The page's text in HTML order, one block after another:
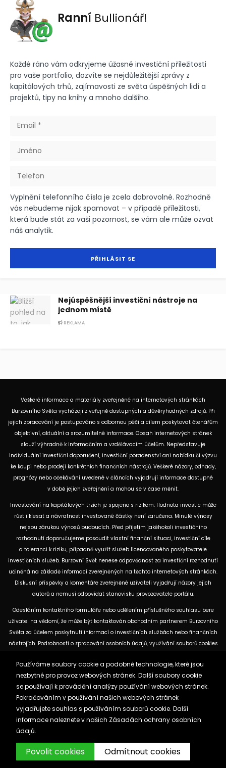
Ranní Bullionář!
Každé ráno vám odkryjeme úžasné investiční příležitosti
pro vaše portfolio, dozvíte se nejdůležitější zprávy z
kapitálových trhů, zajímavosti ze světa úspěšných lidí a
projektů, tipy na knihy a mnoho dalšího.
Vyplnění telefonního čísla je zcela dobrovolné. Rozhodně
vás nebudeme nijak spamovat – v případě příležitosti,
která bude stát za vaši pozornost, se vám ale může ozvat
náš analytik.
Nejúspěšnější investiční nástroje na
jednom místě
REKLAMA
Veškeré informace a materiály zveřejněné na internetových stránkách
Burzovního Světa vycházejí z veřejně dostupných a důvěryhodných zdrojů. Při
jejich zpracování je postupováno s odbornou péčí a cílem poskytovat čtenářům
objektivní, aktuální a srozumitelné informace. Obsah internetových stránek
slouží výhradně k informačním a vzdělávacím účelům. Nepředstavuje
individuální investiční doporučení, investiční poradenství ani nabídku či výzvu
ke koupi nebo prodeji konkrétních finančních nástrojů. Veškeré názory, odhady,
prognózy nebo očekávání uvedené v článcích vyjadřují informace dostupné
v době jejich zveřejnění a mohou se v čase měnit.
Investování na kapitálových trzích je spojeno s rizikem. Hodnota investic může
růst i klesat a návratnost investované částky není zaručena. Minulé výnosy
nejsou zárukou výnosů budoucích. Před přijetím jakéhokoli investičního
rozhodnutí doporučujeme posoudit vlastní finanční situaci, investiční cíle
a toleranci k riziku, případně využít služeb licencovaného poskytovatele
investičních služeb. Burzovní Svět nenese odpovědnost za investiční rozhodnutí
učiněná na základě informací zveřejněných na těchto internetových stránkách.
Diskusní příspěvky a komentáře zveřejněné uživateli vyjadřují názory jejich
autorů a nemusí odpovídat stanovisku provozovatele portálu.
Odesláním kontaktního formuláře nebo udělením příslušného souhlasu bere
uživatel na vědomí, že může být kontaktován obchodním partnerem Burzovního
Světa za účelem poskytnutí informací o investičních službách nebo finančních
nástrojích. Podrobnosti o zpracování osobních údajů, využívání souborů cookies
dostupných na těchto internetových stránkách. U jednotlivých článků mohou
být uvedeny informace o použitých zdrojích, datu původní analýzy nebo datu,
ke kterému se vztahují uvedené tržní údaje.
Zásady ochrany osobních údajů a cookies
Reklama
Burzovnisvet.cz © 2026
Používáme soubory cookie a podobné technologie, které jsou
nezbytné pro provoz webových stránek. Další soubory cookie
se používají k provádění analýzy používání webových stránek.
Pokračováním v používání našich webových stránek
vyjadřujete souhlas s používáním souborů cookie. Další
informace naleznete v našich Zásadách ochrany osobních
údajů.
Povolit cookies Odmítnout cookies